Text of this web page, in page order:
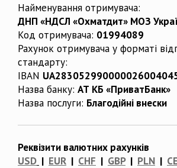
Найменування отримувача:
ДНП «НДСЛ «Охматдит» МОЗ
Код отримувача: 01994089
Рахунок отримувача у форматі
стандарту:
IBAN
Назва банку: АТ КБ «ПриватБанк»
Назва послуги: Благодійні внески
Реквізити валютних рахунків
USD | EUR | CHF | GBP| PLN |